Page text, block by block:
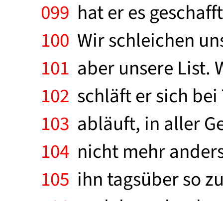
099 hat er es
100 Wir schleichen
101 aber unsere List.
102 schläft er sich
103 abläuft, in aller
104 nicht mehr
105 ihn tagsüber so